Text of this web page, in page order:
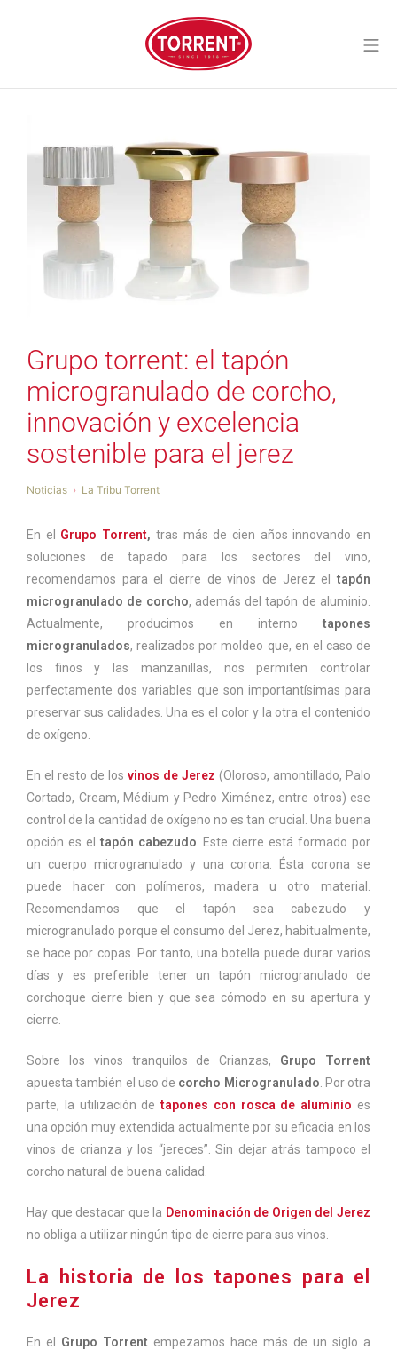
Torrent Closures
Grupo torrent: el tapón
microgranulado de corcho,
innovación y excelencia
sostenible para el jerez
Noticias La Tribu Torrent
En el Grupo Torrent, tras más de cien años innovando en
soluciones de tapado para los sectores del vino,
recomendamos para el cierre de vinos de Jerez el tapón
microgranulado de corcho, además del tapón de aluminio.
Actualmente, producimos en interno tapones
microgranulados, realizados por moldeo que, en el caso de
los finos y las manzanillas, nos permiten controlar
perfectamente dos variables que son importantísimas para
preservar sus calidades. Una es el color y la otra el contenido
de oxígeno.
En el resto de los vinos de Jerez (Oloroso, amontillado, Palo
Cortado, Cream, Médium y Pedro Ximénez, entre otros) ese
control de la cantidad de oxígeno no es tan crucial. Una buena
opción es el tapón cabezudo . Este cierre está formado por
un cuerpo microgranulado y una corona. Ésta corona se
puede hacer con polímeros, madera u otro material.
Recomendamos que el tapón sea cabezudo y
microgranulado porque el consumo del Jerez, habitualmente,
se hace por copas. Por tanto, una botella puede durar varios
días y es preferible tener un tapón microgranulado de
corchoque cierre bien y que sea cómodo en su apertura y
cierre.
Sobre los vinos tranquilos de Crianzas, Grupo Torrent
apuesta también el uso de corcho Microgranulado . Por otra
parte, la utilización detapones con rosca de aluminio es
una opción muy extendida actualmente por su eficacia en los
vinos de crianza y los “jereces”. Sin dejar atrás tampoco el
corcho natural de buena calidad.
Hay que destacar que la Denominación de Origen del Jerez
no obliga a utilizar ningún tipo de cierre para sus vinos.
La historia de los tapones para el
Jerez
En el Grupo Torrent empezamos hace más de un siglo a